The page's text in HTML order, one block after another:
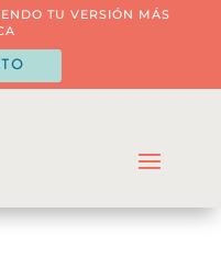
TU VERSIÓN MÁS